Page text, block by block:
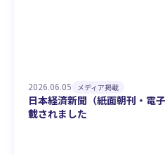
2026.06.05 メディア掲載
日本経済新聞（紙面朝刊・電
載されました